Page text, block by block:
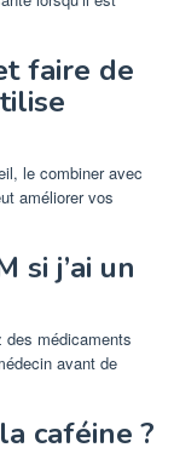
faire de
le combiner avec
améliorer vos
si j’ai un
des médicaments
avant de
caféine ?